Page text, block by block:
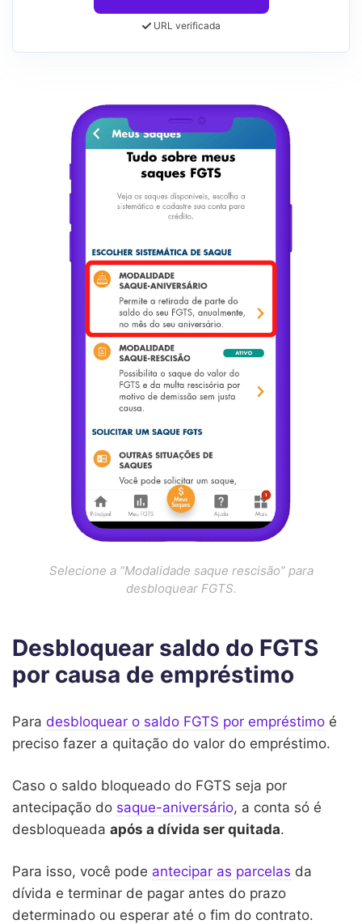
URL verificada
Selecione a “Modalidade saque rescisão” para
desbloquear FGTS.
Desbloquear saldo do FGTS
por causa de empréstimo
Para desbloquear o saldo FGTS por empréstimo é
preciso fazer a quitação do valor do empréstimo.
Caso o saldo bloqueado do FGTS seja por
antecipação do saque-aniversário, a conta só é
desbloqueada após a dívida ser quitada.
Para isso, você pode antecipar as parcelas da
dívida e terminar de pagar antes do prazo
determinado ou esperar até o fim do contrato.